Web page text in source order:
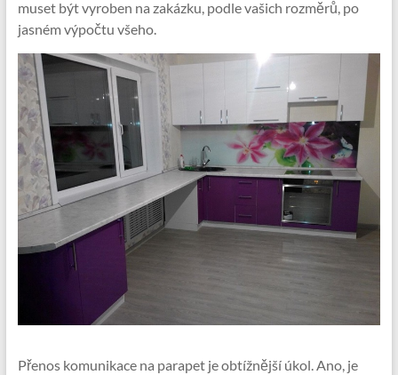
muset být vyroben na zakázku, podle vašich rozměrů, po
jasném výpočtu všeho.
Přenos komunikace na parapet je obtížnější úkol. Ano, je